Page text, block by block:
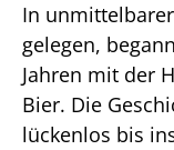
In
gelegen,
Jahren mit der
Bier. Die
lückenlos bis